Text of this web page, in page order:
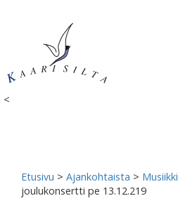
<
Etusivu > Ajankohtaista > Musiikki
joulukonsertti pe 13.12.219